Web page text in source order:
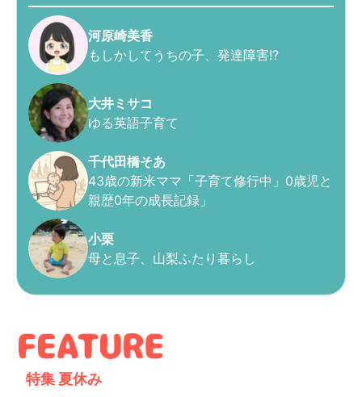
河原崎美香
もしかしてうちの子、発達障害!?
大井ミサコ
ゆる英語子育て
千代田橋そあ
43歳の新米ママ「子育て修行中」0歳児と
親歴0年の成長記録」
小栗
母と息子、山梨ふたり暮らし
特集 夏休み